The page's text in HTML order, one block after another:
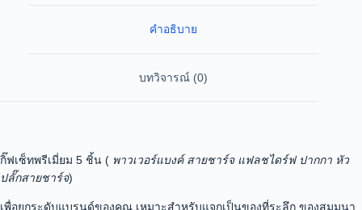
คำอธิบาย
บทวิจารณ์ (0)
กิ๊ฟเซ็ทพรีเมี่ยม 5 ชิ้น ( พาวเวอร์แบงค์ สายชาร์จ แฟลชไดร์ฟ ปากกา หัว
ปลั๊กสายชาร์จ)
เพื่อยกระดับแบรนด์ของคุณ เหมาะสำหรับแจกเป็นของที่ระลึก ของสมมนา